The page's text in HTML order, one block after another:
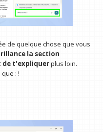
de quelque chose que vous
la section
de t'expliquerplus loin.
: !